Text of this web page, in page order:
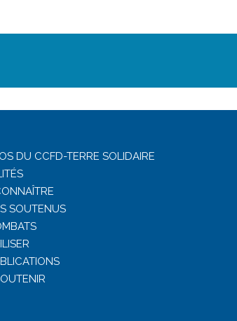
DU CCFD-TERRE SOLIDAIRE
SOUTENUS